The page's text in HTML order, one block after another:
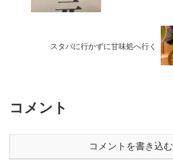
スタバに行かずに甘味処へ行く
コメント
コメントを書き込む